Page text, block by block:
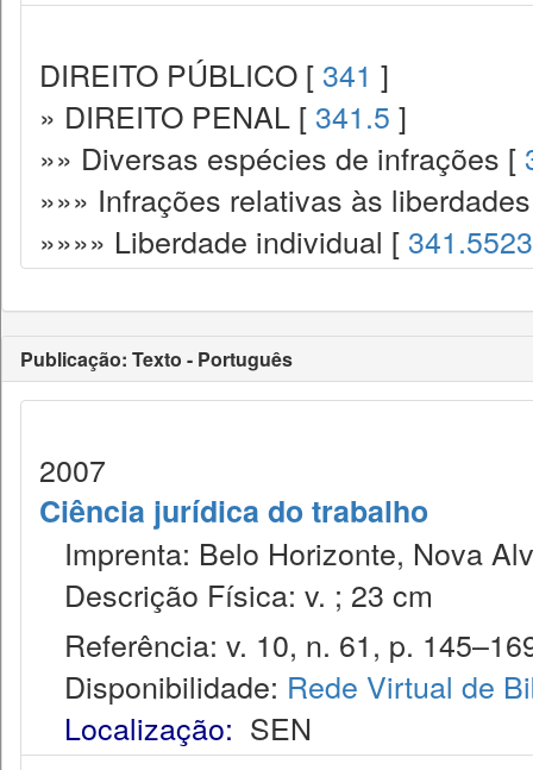
DIREITO PÚBLICO [ 341 ]
» DIREITO PENAL [ 341.5 ]
»» Diversas espécies de infrações [
»»» Infrações relativas às
»»»» Liberdade individual [ 341.5523
Publicação: Texto - Português
2007
Ciência jurídica do trabalho
Imprenta: Belo Horizonte, Nova
Descrição Física: v. ; 23 cm
Referência: v. 10, n. 61, p.
Disponibilidade: Rede Virtual de
Localização: SEN